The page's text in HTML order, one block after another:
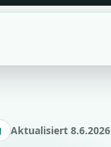
Aktualisiert 8.6.2026